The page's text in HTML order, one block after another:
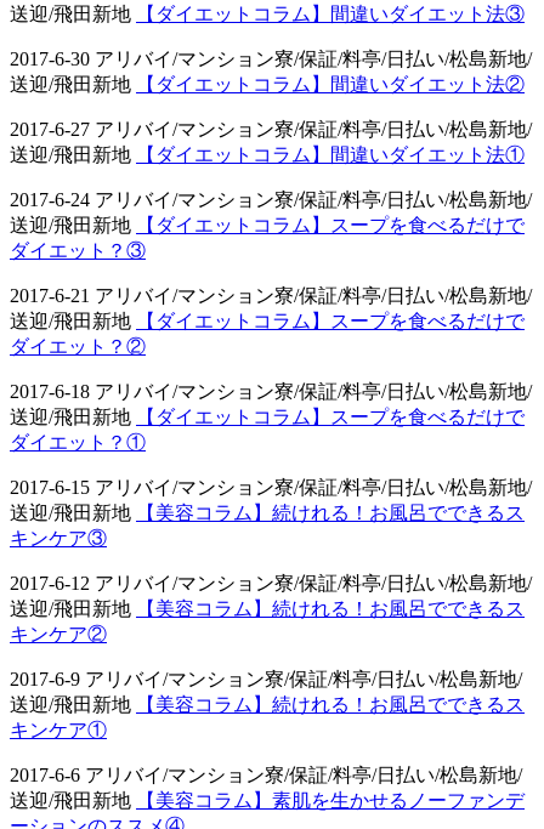
送迎/飛田新地
【ダイエットコラム】間違いダイエット法③
2017-6-30 アリバイ/マンション寮/保証/料亭/日払い/松島新地/
送迎/飛田新地
【ダイエットコラム】間違いダイエット法②
2017-6-27 アリバイ/マンション寮/保証/料亭/日払い/松島新地/
送迎/飛田新地
【ダイエットコラム】間違いダイエット法①
2017-6-24 アリバイ/マンション寮/保証/料亭/日払い/松島新地/
送迎/飛田新地
【ダイエットコラム】スープを食べるだけで
ダイエット？③
2017-6-21 アリバイ/マンション寮/保証/料亭/日払い/松島新地/
送迎/飛田新地
【ダイエットコラム】スープを食べるだけで
ダイエット？②
2017-6-18 アリバイ/マンション寮/保証/料亭/日払い/松島新地/
送迎/飛田新地
【ダイエットコラム】スープを食べるだけで
ダイエット？①
2017-6-15 アリバイ/マンション寮/保証/料亭/日払い/松島新地/
送迎/飛田新地
【美容コラム】続けれる！お風呂でできるス
キンケア③
2017-6-12 アリバイ/マンション寮/保証/料亭/日払い/松島新地/
送迎/飛田新地
【美容コラム】続けれる！お風呂でできるス
キンケア②
2017-6-9 アリバイ/マンション寮/保証/料亭/日払い/松島新地/
送迎/飛田新地
【美容コラム】続けれる！お風呂でできるス
キンケア①
2017-6-6 アリバイ/マンション寮/保証/料亭/日払い/松島新地/
送迎/飛田新地
【美容コラム】素肌を生かせるノーファンデ